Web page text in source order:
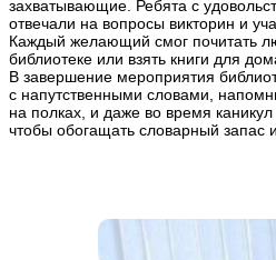
захватывающие. Ребята с
отвечали на вопросы викторин и
Каждый желающий смог почитать
библиотеке или взять книги для
В завершение мероприятия
с напутственными словами,
на полках, и даже во время
чтобы обогащать словарный запас